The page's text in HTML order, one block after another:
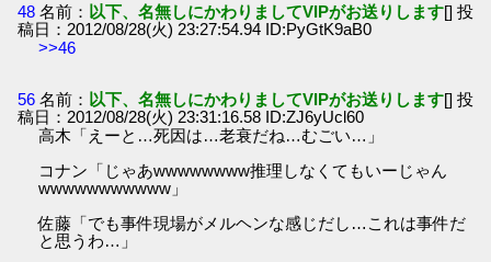
48 名前： 以下、名無しにかわりましてVIPがお送りします[] 投
稿日：2012/08/28(火) 23:27:54.94 ID:PyGtK9aB0
>>46
56 名前： 以下、名無しにかわりましてVIPがお送りします[] 投
稿日：2012/08/28(火) 23:31:16.58 ID:ZJ6yUcl60
高木「えーと…死因は…老衰だね…むごい…」
コナン「じゃあwwwwwwww推理しなくてもいーじゃん
wwwwwwwwwww」
佐藤「でも事件現場がメルヘンな感じだし…これは事件だ
と思うわ…」